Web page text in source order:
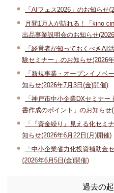
「AIフェス2026」のお知らせ
月間1万人が訪れる！「kino
出品事業説明会のお知らせ
「経営者が知っておくべきAI
験セミナー」のお知らせ(2026
「新規事業・オープンイノベ
知らせ(2026年7月3日(金)開催)
「神戸市中小企業DXセミナ
書作成のポイント」のお知らせ
「『資金繰り』見える化セミ
知らせ(2026年6月22日(月)開催)
「中小企業省力化投資補助金
(2026年6月5日(金)開催)
過去の